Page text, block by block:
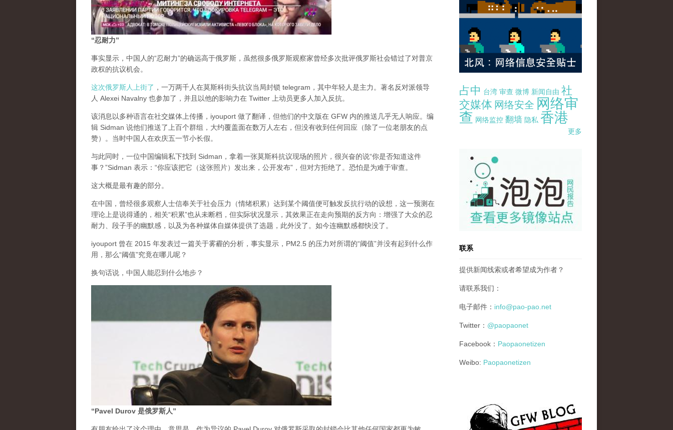
“忍耐力”
事实显示，中国人的“忍耐力”的确远高于俄罗斯，虽然很多俄罗斯观察家曾经多次批评俄罗斯社会错过了对普京
政权的抗议机会。
这次俄罗斯人上街了 ，一万两千人在莫斯科街头抗议当局封锁 telegram，其中年轻人是主力。著名反对派领导
人 Alexei Navalny 也参加了，并且以他的影响力在 Twitter 上动员更多人加入反抗。
该消息以多种语言在社交媒体上传播，iyouport 做了翻译，但他们的中文版在 GFW 内的推送几乎无人响应。编
辑 Sidman 说他们推送了上百个群组，大约覆盖面在数万人左右，但没有收到任何回应（除了一位老朋友的点
赞）。当时中国人在欢庆五一节小长假。
与此同时，一位中国编辑私下找到 Sidman，拿着一张莫斯科抗议现场的照片，很兴奋的说“你是否知道这件
事？”Sidman 表示：“你应该把它（这张照片）发出来，公开发布”，但对方拒绝了。恐怕是为难于审查。
这大概是最有趣的部分。
在中国，曾经很多观察人士信奉关于社会压力（情绪积累）达到某个阈值便可触发反抗行动的设想，这一预测在
理论上是说得通的，相关“积累”也从未断档，但实际状况显示，其效果正在走向预期的反方向：增强了大众的忍
耐力、段子手的幽默感，以及为各种媒体自媒体提供了选题，此外没了。如今连幽默感都快没了。
iyouport 曾在 2015 年发表过一篇关于雾霾的分析，事实显示，PM2.5 的压力对所谓的“阈值”并没有起到什么作
用，那么“阈值”究竟在哪儿呢？
换句话说，中国人能忍到什么地步？
“Pavel Durov 是俄罗斯人”
占中 台湾 审查 微博 新闻自由 社
交媒体 网络安全 网络审
查 网络监控 翻墙 隐私 香港
更多
pao-pao-banner-mirror-site-120814.jpg
联系
提供新闻线索或者希望成为作者？
请联系我们：
电子邮件： info@pao-pao.net
Twitter： @paopaonet
Facebook： Paopaonetizen
Weibo: Paopaonetizen
gfw_blog_small.jpg